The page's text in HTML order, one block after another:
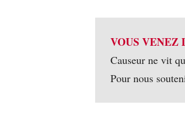
VOUS VENEZ
Causeur ne vit
Pour nous